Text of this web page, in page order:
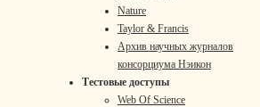
Nature
Taylor & Francis
Архив научных журналов
консорциума Нэикон
Тестовые доступы
Web Of Science